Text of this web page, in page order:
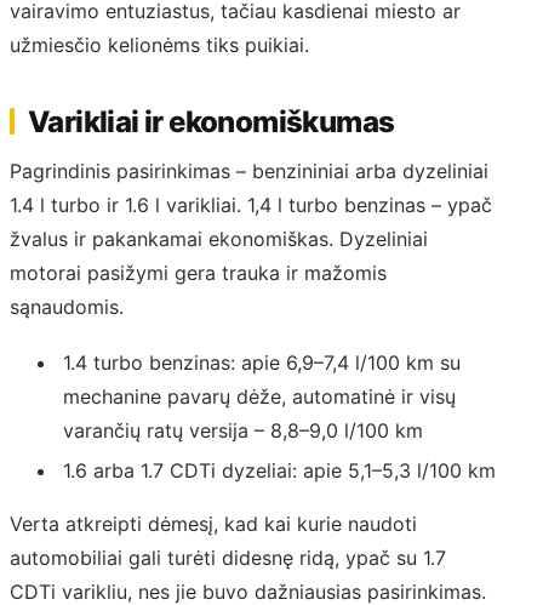
vairavimo entuziastus, tačiau kasdienai miesto ar
užmiesčio kelionėms tiks puikiai.
Varikliai ir ekonomiškumas
Pagrindinis pasirinkimas – benzininiai arba dyzeliniai
1.4 l turbo ir 1.6 l varikliai. 1,4 l turbo benzinas – ypač
žvalus ir pakankamai ekonomiškas. Dyzeliniai
motorai pasižymi gera trauka ir mažomis
sąnaudomis.
1.4 turbo benzinas: apie 6,9–7,4 l/100 km su
mechanine pavarų dėže, automatinė ir visų
varančių ratų versija – 8,8–9,0 l/100 km
1.6 arba 1.7 CDTi dyzeliai: apie 5,1–5,3 l/100 km
Verta atkreipti dėmesį, kad kai kurie naudoti
automobiliai gali turėti didesnę ridą, ypač su 1.7
CDTi varikliu, nes jie buvo dažniausias pasirinkimas.